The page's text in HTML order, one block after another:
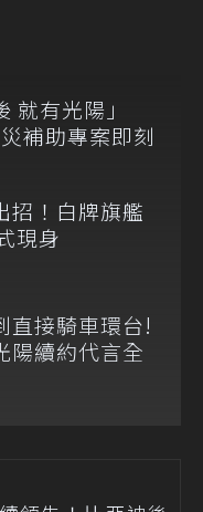
就有光陽」
補助專案即刻
招！白牌旗艦
現身
直接騎車環台!
陽續約代言全